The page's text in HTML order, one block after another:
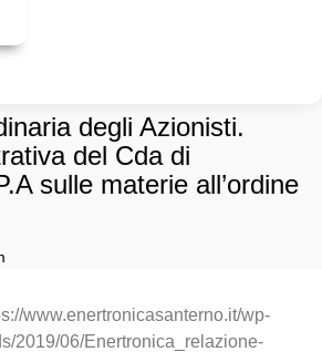
degli Azionisti.
del Cda di
sulle materie all’ordine
www.enertronicasanterno.it/wp-
2019/06/Enertronica_relazione-